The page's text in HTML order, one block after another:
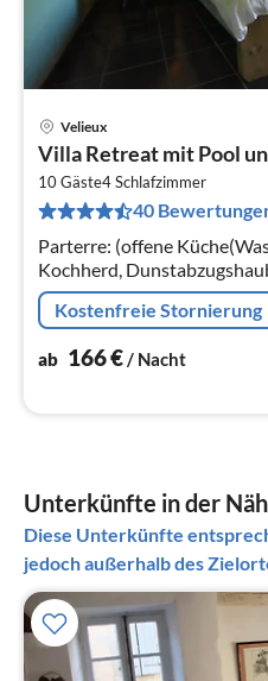
Velieux
Villa Retreat mit Pool
10 Gäste4Schlafzimmer
40
Parterre: (offene
Kochherd,
Backofen, Kombi-
Kühl-/Gefrierkombination)
Kostenfreie Stornierung
ab 166€/ Nacht
Unterkünfte in der
Diese Unterkünfte
jedoch außerhalb des